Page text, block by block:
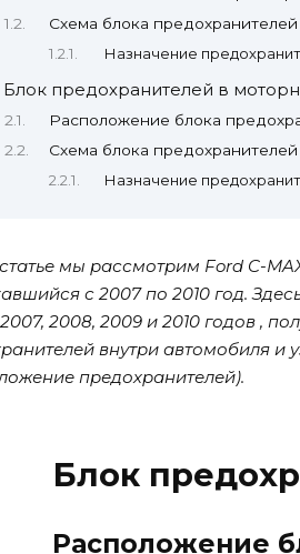
Схема блока предохранителей
Назначение
Блок предохранителей в
Расположение блока
Схема блока предохранителей
Назначение
мы рассмотрим Ford C-
с 2007 по 2010 год.
2008, 2009 и 2010 годов ,
внутри автомобиля и
предохранителей).
Блок
Расположение